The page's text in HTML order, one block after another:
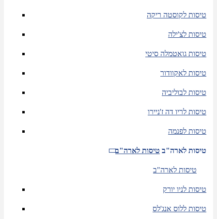
טיסות לקוסטה ריקה
טיסות לצ'ילה
טיסות גואטמלה סיטי
טיסות לאקוודור
טיסות לבוליביה
טיסות לריו דה ז'ניירו
טיסות לפנמה
טיסות לארה"ב טיסות לארה"ב
טיסות לארה"ב
טיסות לניו יורק
טיסות ללוס אנג'לס